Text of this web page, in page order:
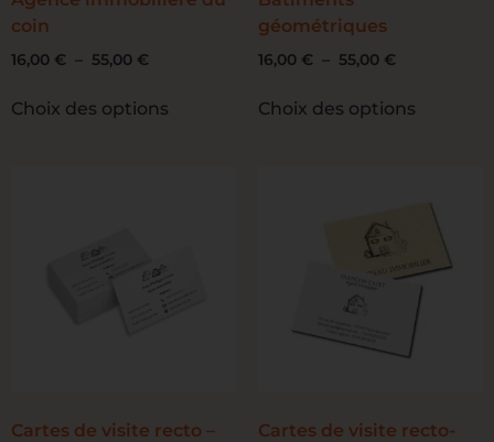
coin
16,00 € – 55,00 €
Choix des options
géométriques
16,00 € – 55,00 €
Choix des options
Cartes de visite recto –
Cartes de visite recto-